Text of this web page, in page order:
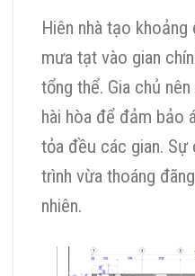
Hiên nhà tạo
mưa tạt vào gian
tổng thể. Gia chủ
hài hòa để đảm bảo
tỏa đều các gian. Sự
trình vừa thoáng
nhiên.